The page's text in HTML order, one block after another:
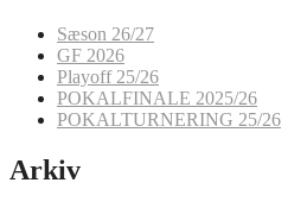
Sæson 26/27
GF 2026
Playoff 25/26
POKALFINALE 2025/26
POKALTURNERING 25/26
Arkiv